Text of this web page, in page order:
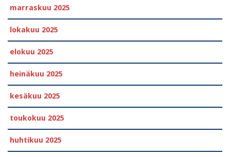
marraskuu 2025
lokakuu 2025
elokuu 2025
heinäkuu 2025
kesäkuu 2025
toukokuu 2025
huhtikuu 2025